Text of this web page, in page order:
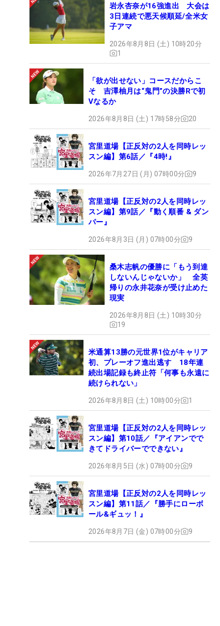
岩永杏奈が16強進出 大会は
3日連続で悪天候順延/全米女
子アマ
2026年8月8日 (土) 10時20分
1
「欲が出せない」コースだからこ
そ 吉澤柚月は“鬼門”の決勝Rで初
Vなるか
2026年8月8日 (土) 17時58分 20
宮里道場【正反対の2人を同時レッ
スン編】第6話／『4時!』
2026年7月27日 (月) 07時00分 9
宮里道場【正反対の2人を同時レッ
スン編】第9話／『動く順番 & ダン
パー』
2026年8月3日 (月) 07時00分 9
桑木志帆の優勝に「もう到達
しないんじゃないか」 全英
帰りの永井花奈が受け止めた
現実
2026年8月8日 (土) 10時30分
19
米通算13勝の元世界1位がキャリア
初、プレーオフ進出逃す 18年連
続出場記録も終止符「何事も永遠に
続けられない」
2026年8月8日 (土) 10時00分 1
宮里道場【正反対の2人を同時レッ
スン編】第10話／『アイアンでで
きてドライバーでできない』
2026年8月5日 (水) 07時00分 9
宮里道場【正反対の2人を同時レッ
スン編】第11話／『勝手にローボ
ール&ギュッ！』
2026年8月7日 (金) 07時00分 9